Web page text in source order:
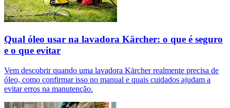
Qual óleo usar na lavadora Kärcher: o que é seguro
e o que evitar
Vem descobrir quando uma lavadora Kärcher realmente precisa de
óleo, como confirmar isso no manual e quais cuidados ajudam a
evitar erros na manutenção.